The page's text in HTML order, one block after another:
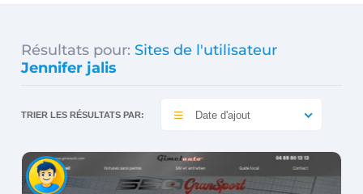
Résultats pour: Sites de l'utilisateur
Jennifer jalis
TRIER LES RÉSULTATS PAR: Date d'ajout